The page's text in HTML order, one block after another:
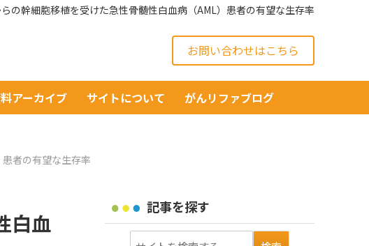
の幹細胞移植を受けた急性骨髄性白血病（AML）患者の有望な生存率
お問い合わせはこちら
アーカイブ サイトについて がんリファブログ
者の有望な生存率
白血
記事を探す